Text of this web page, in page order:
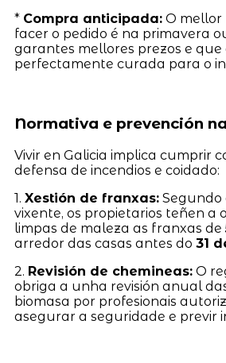
* Compra anticipada:O mellor
facer o pedido é na primavera
garantes mellores prezos e que
perfectamente curada para o
Normativa e prevención
Vivir en Galicia implica cumprir
defensa de incendios e coidado:
1. Xestión de franxas:Segundo
vixente, os propietarios teñen a
limpas de maleza as franxas de
arredor das casas antes do 31
2. Revisión de chemineas:O
obriga a unha revisión anual
biomasa por profesionais
asegurar a seguridade e previr